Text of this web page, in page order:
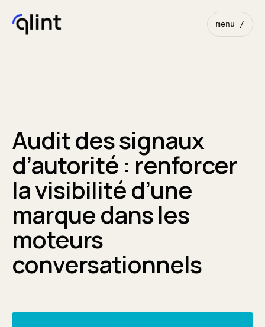
menu /
Audit des signaux
d’autorité : renforcer
la visibilité d’une
marque dans les
moteurs
conversationnels